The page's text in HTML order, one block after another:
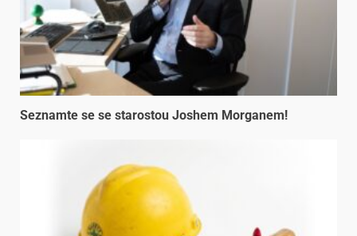
Seznamte se se starostou Joshem Morganem!